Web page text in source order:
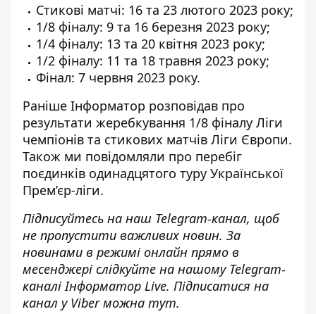
Стикові матчі: 16 та 23 лютого 2023 року;
1/8 фіналу: 9 та 16 березня 2023 року;
1/4 фіналу: 13 та 20 квітня 2023 року;
1/2 фіналу: 11 та 18 травня 2023 року;
Фінал: 7 червня 2023 року.
Раніше Інформатор розповідав про
результати жеребкування 1/8 фіналу Ліги
чемпіонів та стикових матчів Ліги Європи.
Також ми повідомляли про перебіг
поєдинків одинадцятого туру Української
Прем’єр-ліги.
Підписуйтесь на наш Telegram-канал, щоб
не пропустити важливих новин. За
новинами в режимі онлайн прямо в
месенджері слідкуйте на нашому Telegram-
каналі Інформатор Live. Підписатися на
канал у Viber можна тут.